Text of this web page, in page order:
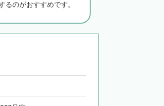
のがおすすめです。